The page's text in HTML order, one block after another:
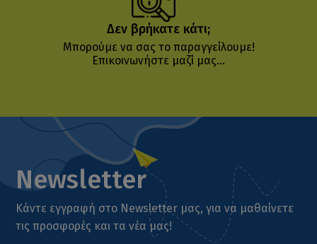
Δεν βρήκατε κάτι;
Μπορούμε να σας το παραγγείλουμε!
Επικοινωνήστε μαζί μας...
Newsletter
Κάντε εγγραφή στο Newsletter μας, για να μαθαίνετε
τις προσφορές και τα νέα μας!